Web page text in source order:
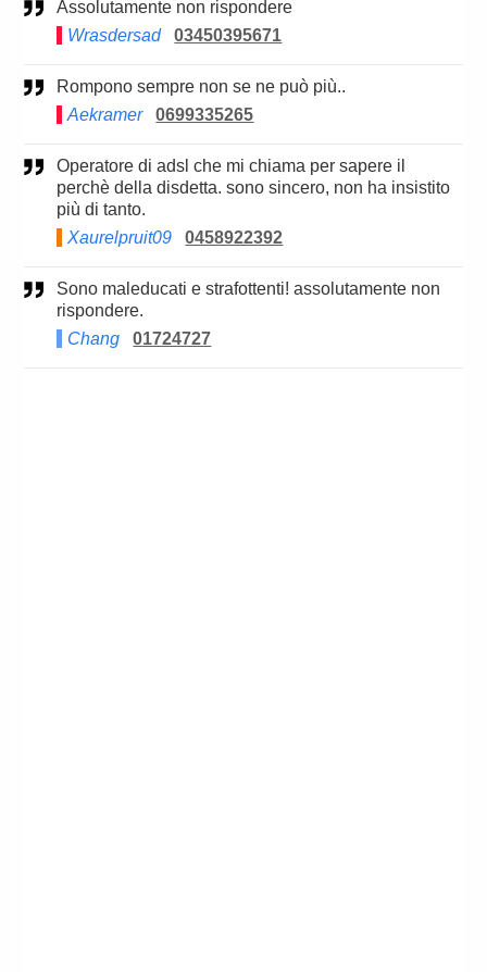
Assolutamente non rispondere
Wrasdersad
03450395671
Rompono sempre non se ne può più..
Aekramer
0699335265
Operatore di adsl che mi chiama per sapere il
perchè della disdetta. sono sincero, non ha insistito
più di tanto.
Xaurelpruit09
0458922392
Sono maleducati e strafottenti! assolutamente non
rispondere.
Chang
01724727